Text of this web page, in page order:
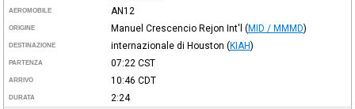
AEROMOBILE AN12
ORIGINE Manuel Crescencio Rejon Int'l (MID / MMMD)
DESTINAZIONE internazionale di Houston (KIAH)
PARTENZA 07:22 CST
ARRIVO 10:46 CDT
DURATA 2:24